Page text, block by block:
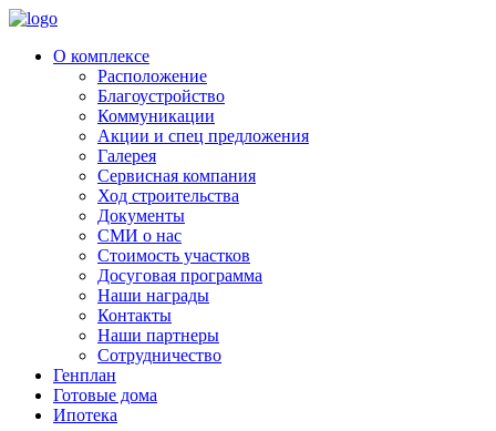
О комплексе
Расположение
Благоустройство
Коммуникации
Акции и спец предложения
Галерея
Сервисная компания
Ход строительства
Документы
СМИ о нас
Стоимость участков
Досуговая программа
Наши награды
Контакты
Наши партнеры
Сотрудничество
Генплан
Готовые дома
Ипотека